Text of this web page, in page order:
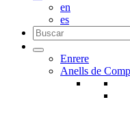
en
es
Enrere
Anells de